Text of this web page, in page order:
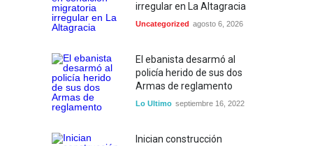
irregular en La Altagracia
Uncategorized agosto 6, 2026
El ebanista desarmó al
policía herido de sus dos
Armas de reglamento
Lo Ultimo septiembre 16, 2022
Inician construcción